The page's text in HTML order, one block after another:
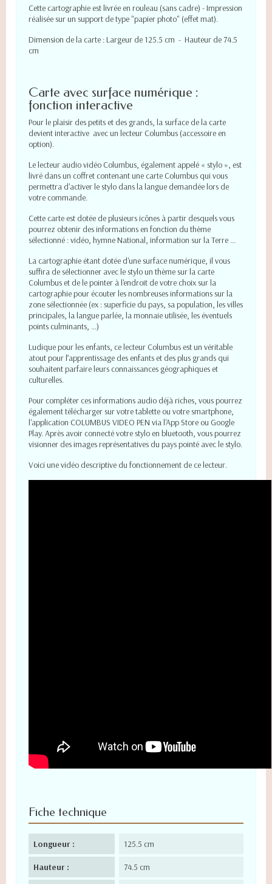
Cette cartographie est livrée en rouleau (sans cadre) - Impression
réalisée sur un support de type "papier photo" (effet mat).
Dimension de la carte : Largeur de 125.5 cm - Hauteur de 74.5
cm
Carte avec surface numérique :
fonction interactive
Pour le plaisir des petits et des grands, la surface de la carte
devient interactive avec un lecteur Columbus (accessoire en
option).
Le lecteur audio vidéo Columbus, également appelé « stylo », est
livré dans un coffret contenant une carte Columbus qui vous
permettra d'activer le stylo dans la langue demandée lors de
votre commande.
Cette carte est dotée de plusieurs icônes à partir desquels vous
pourrez obtenir des informations en fonction du thème
sélectionné : vidéo, hymne National, information sur la Terre ...
La cartographie étant dotée d'une surface numérique, il vous
suffira de sélectionner avec le stylo un thème sur la carte
Columbus et de le pointer à l'endroit de votre choix sur la
cartographie pour écouter les nombreuses informations sur la
zone sélectionnée (ex : superficie du pays, sa population, les villes
principales, la langue parlée, la monnaie utilisée, les éventuels
points culminants, …)
Ludique pour les enfants, ce lecteur Columbus est un véritable
atout pour l’apprentissage des enfants et des plus grands qui
souhaitent parfaire leurs connaissances géographiques et
culturelles.
Pour compléter ces informations audio déjà riches, vous pourrez
également télécharger sur votre tablette ou votre smartphone,
l'application COLUMBUS VIDEO PEN via l'App Store ou Google
Play. Après avoir connecté votre stylo en bluetooth, vous pourrez
visionner des images représentatives du pays pointé avec le stylo.
Voici une vidéo descriptive du fonctionnement de ce lecteur.
Fiche technique
Longueur : 125.5 cm
Hauteur : 74.5 cm